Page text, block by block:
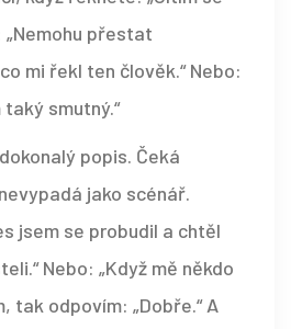
„Nemohu přestat
mi řekl ten člověk.“ Nebo:
smutný.“
popis. Čeká
jako scénář.
jsem se probudil a chtěl
Nebo: „Když mě někdo
tak odpovím: „Dobře.“ A